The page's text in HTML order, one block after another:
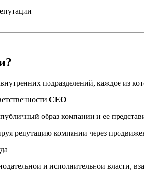
подразделений, каждое из
CEO
образ компании и ее
репутацию компании через
и исполнительной власти,